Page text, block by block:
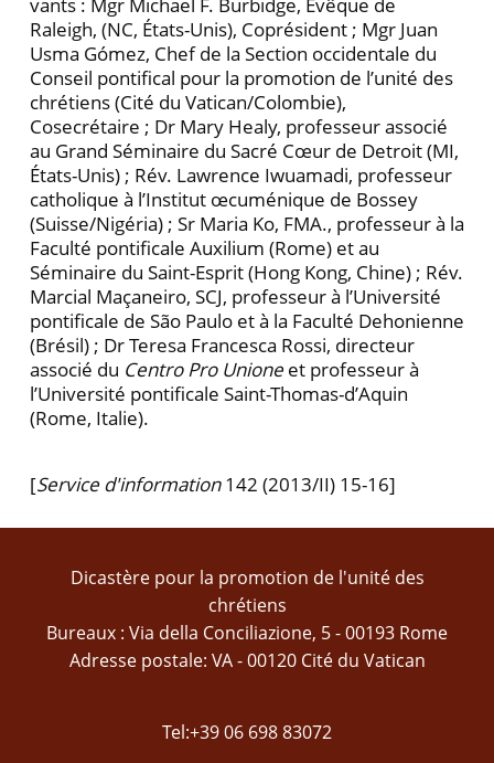
Raleigh, (NC, États-Unis), Coprésident ; Mgr Juan
Usma Gómez, Chef de la Section occidentale du
Conseil pontifical pour la promotion de l’unité des
chrétiens (Cité du Vatican/Colombie),
Cosecrétaire ; Dr Mary Healy, professeur associé
au Grand Séminaire du Sacré Cœur de Detroit (MI,
États-Unis) ; Rév. Lawrence Iwuamadi, professeur
catholique à l’Institut œcumé­nique de Bossey
(Suisse/Nigéria) ; Sr Maria Ko, FMA., professeur à la
Faculté pontificale Auxilium (Rome) et au
Séminaire du Saint-Esprit (Hong Kong, Chine) ; Rév.
Marcial Maçaneiro, SCJ, professeur à l’Université
pontificale de São Paulo et à la Faculté Dehonienne
(Brésil) ; Dr Teresa Francesca Rossi, directeur
associé du Centro Pro Unioneet professeur à
l’Université pontifi­cale Saint-Thomas-d’Aquin
(Rome, Italie).
[Service d'information142 (2013/II) 15-16]
Dicastère pour la promotion de l'unité des
chrétiens
Bureaux : Via della Conciliazione, 5 - 00193 Rome
Adresse postale: VA - 00120 Cité du Vatican
Tel:+39 06 698 83072